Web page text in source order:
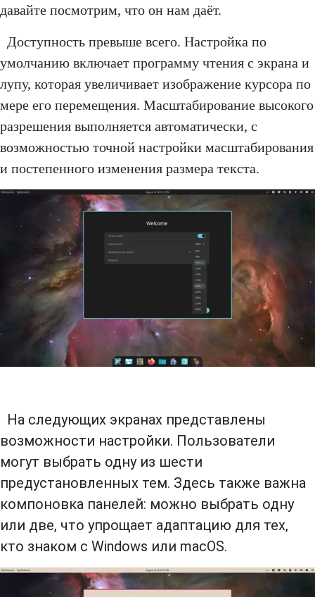
давайте посмотрим, что он нам даёт.
Доступность превыше всего. Настройка по
умолчанию включает программу чтения с экрана и
лупу, которая увеличивает изображение курсора по
мере его перемещения. Масштабирование высокого
разрешения выполняется автоматически, с
возможностью точной настройки масштабирования
и постепенного изменения размера текста.
На следующих экранах представлены
возможности настройки. Пользователи
могут выбрать одну из шести
предустановленных тем. Здесь также важна
компоновка панелей: можно выбрать одну
или две, что упрощает адаптацию для тех,
кто знаком с Windows или macOS.